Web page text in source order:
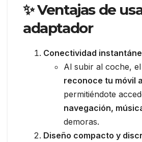
✨ Ventajas de
adaptador
Conectividad
Al subir al coche, el
reconoce tu móvil
permitiéndote
navegación,
demoras.
Diseño compacto y